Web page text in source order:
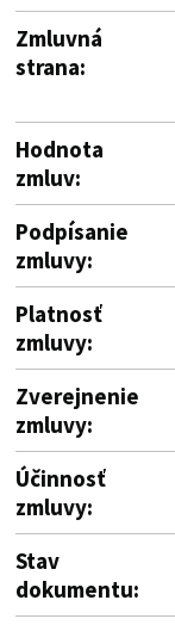
Zmluvná
strana:
Hodnota
zmluv:
Podpísanie
zmluvy:
Platnosť
zmluvy:
Zverejnenie
zmluvy:
Účinnosť
zmluvy:
Stav
dokumentu: